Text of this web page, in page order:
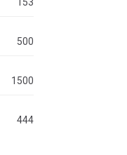
500
1500
444